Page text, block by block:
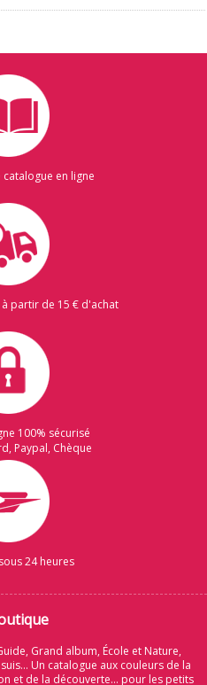
en ligne
partir de 15 € d'achat
100% sécurisé
Paypal, Chèque
24 heures
Grand album, École et Nature,
Un catalogue aux couleurs de la
et de la découverte... pour les petits